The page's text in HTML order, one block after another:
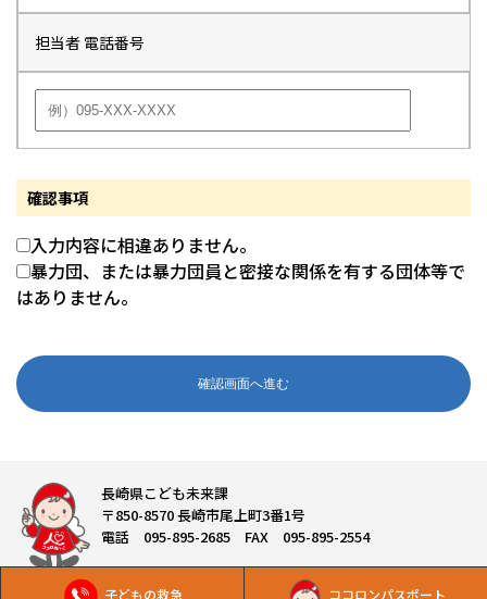
子どもの救急 ココロンパスポート
担当者 電話番号
確認事項
入力内容に相違ありません。
暴力団、または暴力団員と密接な関係を有する団体等で
はありません。
長崎県こども未来課
〒850-8570 長崎市尾上町3番1号
電話 095-895-2685 FAX 095-895-2554